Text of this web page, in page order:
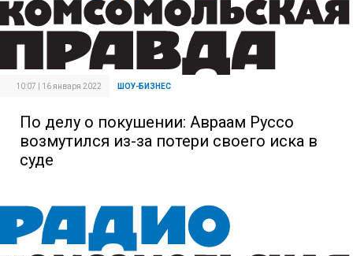
10:07 | 16 января 2022 ШОУ-БИЗНЕС
По делу о покушении: Авраам Руссо
возмутился из-за потери своего иска в
суде